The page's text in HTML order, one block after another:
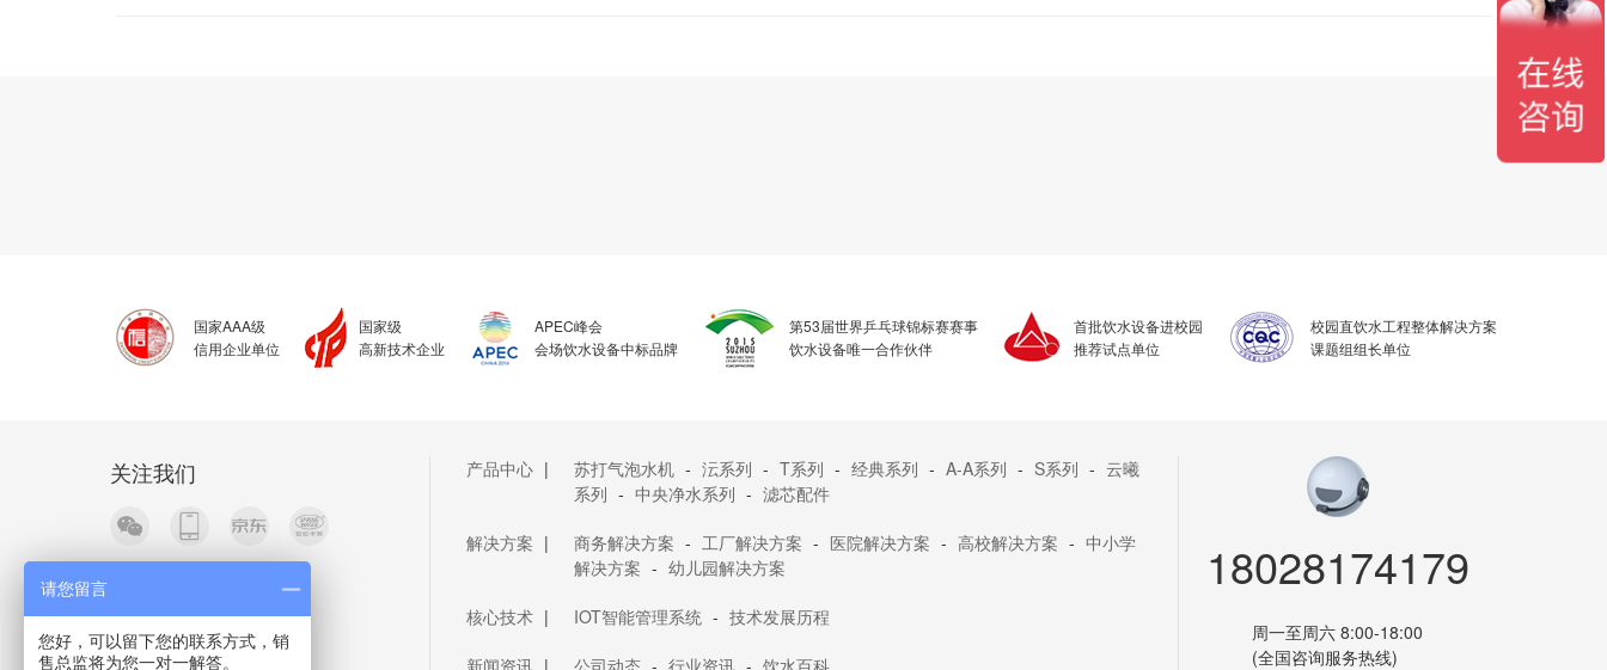
国家AAA级
信用企业单位
国家级
高新技术企业
APEC峰会
会场饮水设备中标品牌
第53届世界乒乓球锦标赛赛事
饮水设备唯一合作伙伴
首批饮水设备进校园
推荐试点单位
校园直饮水工程整体解决方案
课题组组长单位
关注我们 产品中心 | 苏打气泡水机 - 沄系列 - T系列 - 经典系列 - A-A系列 - S系列 - 云曦
系列 - 中央净水系列 - 滤芯配件
解决方案 | 商务解决方案 - 工厂解决方案 - 医院解决方案 - 高校解决方案 - 中小学
解决方案 - 幼儿园解决方案
核心技术 | IOT智能管理系统 - 技术发展历程
新闻资讯 | 公司动态 - 行业资讯 - 饮水百科
18028174179
周一至周六 8:00-18:00
(全国咨询服务热线)
请您留言
您好，可以留下您的联系方式，销
售总监将为您一对一解答。